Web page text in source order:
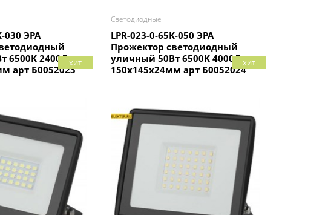
030 ЭРА
6500K 2400Лм
арт Б0052023
хит
Светодиодные
LPR-023-0-65K-050 ЭРА
Прожектор светодиодный
уличный 50Вт 6500K 4000Лм
150x145x24мм арт Б0052024
хит